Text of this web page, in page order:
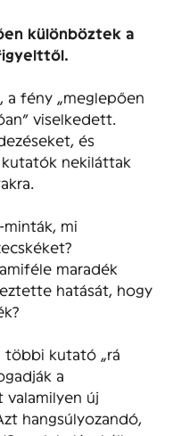
különböztek a
a fény „meglepően
viselkedett.
és
nekiláttak
mi
maradék
hatását, hogy
többi kutató „rá
a
valamilyen új
hangsúlyozandó,